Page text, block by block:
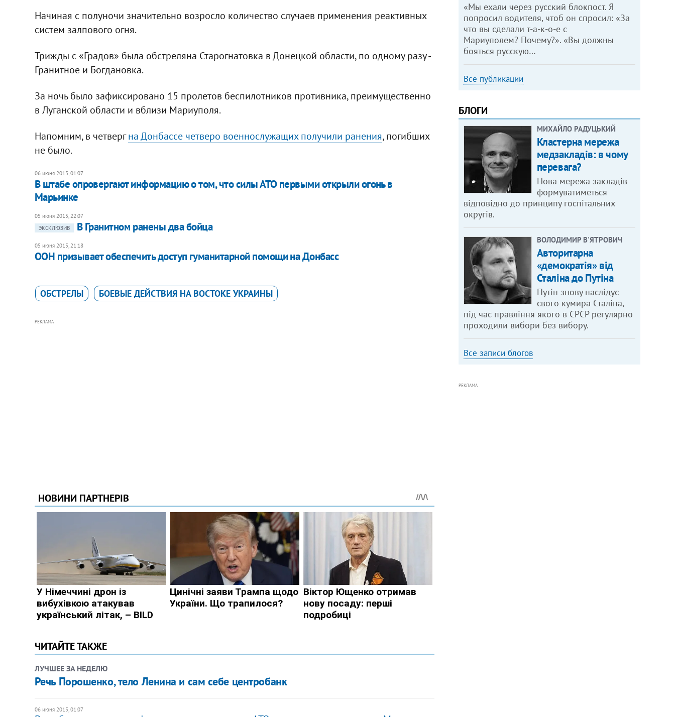
Начиная с полуночи значительно возросло количество случаев применения реактивных
систем залпового огня.
Трижды с «Градов» была обстреляна Старогнатовка в Донецкой области, по одному разу -
Гранитное и Богдановка.
За ночь было зафиксировано 15 пролетов беспилотников противника, преимущественно
в Луганской области и вблизи Мариуполя.
Напомним, в четвергна Донбассе четверо военнослужащих получили ранения, погибших
не было.
06 июня 2015, 01:07
В штабе опровергают информацию о том, что силы АТО первыми открыли огонь в
Марьинке
05 июня 2015, 22:07
ЭКСКЛЮЗИВ
В Гранитном ранены два бойца
05 июня 2015, 21:18
ООН призывает обеспечить доступ гуманитарной помощи на Донбасс
ОБСТРЕЛЫ БОЕВЫЕ ДЕЙСТВИЯ НА ВОСТОКЕ УКРАИНЫ
РЕКЛАМА
ЧИТАЙТЕ ТАКЖЕ
ЛУЧШЕЕ ЗА НЕДЕЛЮ
Речь Порошенко, тело Ленина и сам себе центробанк
06 июня 2015, 01:07
«Мы ехали через русский блокпост. Я
попросил водителя, чтоб он спросил: «За
что вы сделали т-а-к-о-е с
Мариуполем? Почему?». «Вы должны
бояться русскую…
Все публикации
БЛОГИ
МИХАЙЛО РАДУЦЬКИЙ
Кластерна мережа
медзакладів: в чому
перевага?
Нова мережа закладів
формуватиметься
відповідно до принципу госпітальних
округів.
ВОЛОДИМИР В'ЯТРОВИЧ
Авторитарна
«демократія» від
Сталіна до Путіна
Путін знову наслідує
свого кумира Сталіна,
під час правління якого в СРСР регулярно
проходили вибори без вибору.
Все записи блогов
РЕКЛАМА